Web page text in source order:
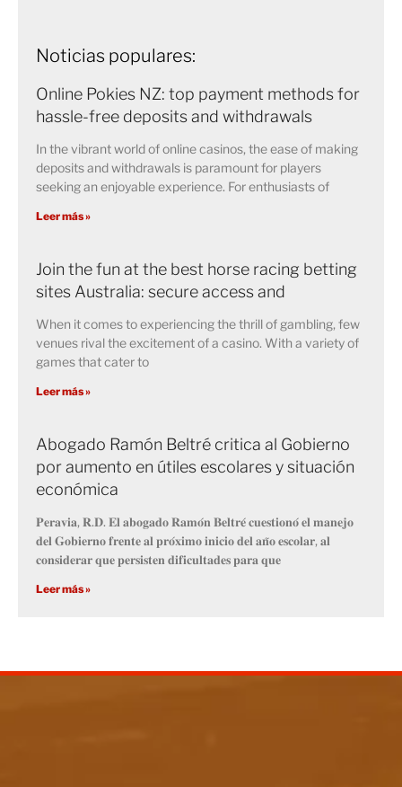
Noticias populares:
Online Pokies NZ: top payment methods for
hassle-free deposits and withdrawals
In the vibrant world of online casinos, the ease of making
deposits and withdrawals is paramount for players
seeking an enjoyable experience. For enthusiasts of
Leer más »
Join the fun at the best horse racing betting
sites Australia: secure access and
When it comes to experiencing the thrill of gambling, few
venues rival the excitement of a casino. With a variety of
games that cater to
Leer más »
Abogado Ramón Beltré critica al Gobierno
por aumento en útiles escolares y situación
económica
𝐏𝐞𝐫𝐚𝐯𝐢𝐚, 𝐑.𝐃. 𝐄𝐥 𝐚𝐛𝐨𝐠𝐚𝐝𝐨 𝐑𝐚𝐦𝐨́𝐧 𝐁𝐞𝐥𝐭𝐫𝐞́ 𝐜𝐮𝐞𝐬𝐭𝐢𝐨𝐧𝐨́ 𝐞𝐥 𝐦𝐚𝐧𝐞𝐣𝐨
𝐝𝐞𝐥 𝐆𝐨𝐛𝐢𝐞𝐫𝐧𝐨 𝐟𝐫𝐞𝐧𝐭𝐞 𝐚𝐥 𝐩𝐫𝐨́𝐱𝐢𝐦𝐨 𝐢𝐧𝐢𝐜𝐢𝐨 𝐝𝐞𝐥 𝐚𝐧̃𝐨 𝐞𝐬𝐜𝐨𝐥𝐚𝐫, 𝐚𝐥
𝐜𝐨𝐧𝐬𝐢𝐝𝐞𝐫𝐚𝐫 𝐪𝐮𝐞 𝐩𝐞𝐫𝐬𝐢𝐬𝐭𝐞𝐧 𝐝𝐢𝐟𝐢𝐜𝐮𝐥𝐭𝐚𝐝𝐞𝐬 𝐩𝐚𝐫𝐚 𝐪𝐮𝐞
Leer más »